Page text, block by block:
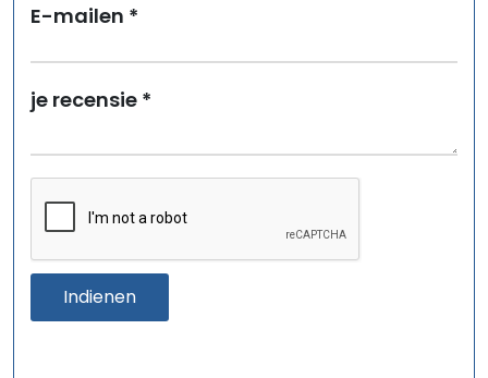
E-mailen *
je recensie *
Indienen